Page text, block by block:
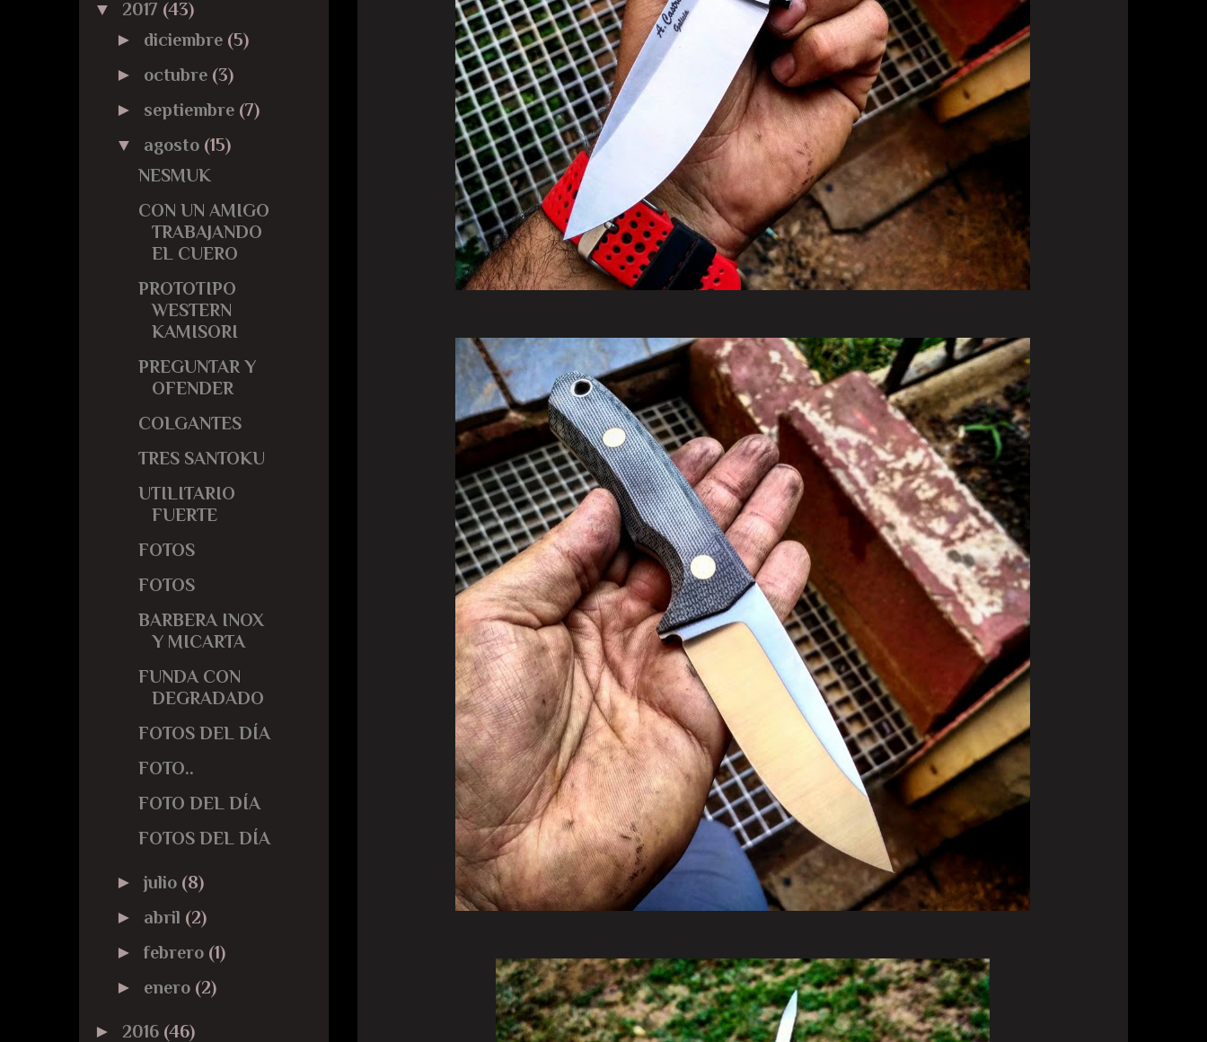
▼ 2017 (43)
► diciembre (5)
► octubre (3)
► septiembre (7)
▼ agosto (15)
NESMUK
CON UN AMIGO
TRABAJANDO
EL CUERO
PROTOTIPO
WESTERN
KAMISORI
PREGUNTAR Y
OFENDER
COLGANTES
TRES SANTOKU
UTILITARIO
FUERTE
FOTOS
FOTOS
BARBERA INOX
Y MICARTA
FUNDA CON
DEGRADADO
FOTOS DEL DÍA
FOTO..
FOTO DEL DÍA
FOTOS DEL DÍA
►julio (8)
► abril (2)
► febrero (1)
► enero (2)
► 2016 (46)